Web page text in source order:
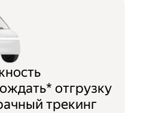
отгрузку
трекинг